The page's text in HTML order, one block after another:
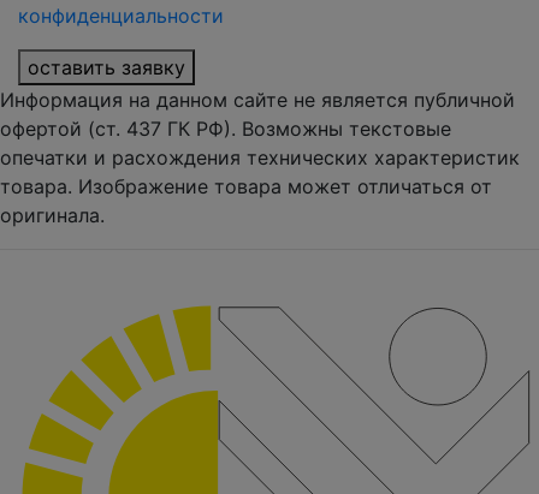
конфиденциальности
оставить заявку
Информация на данном сайте не является публичной
офертой (ст. 437 ГК РФ). Возможны текстовые
опечатки и расхождения технических характеристик
товара. Изображение товара может отличаться от
оригинала.